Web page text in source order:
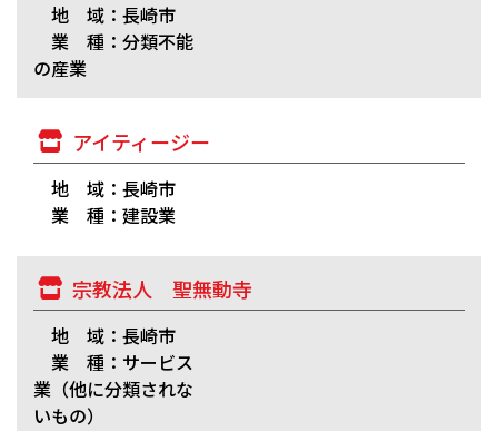
地 域：長崎市
業 種：分類不能
の産業
アイティージー
地 域：長崎市
業 種：建設業
宗教法人 聖無動寺
地 域：長崎市
業 種：サービス
業（他に分類されな
いもの）